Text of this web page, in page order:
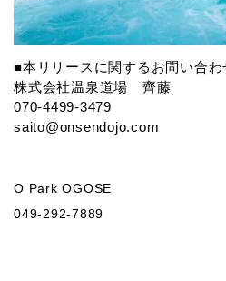
■本リリースに関するお問い合わ
株式会社温泉道場 齊藤
070-4499-3479
saito@onsendojo.com
O Park OGOSE
049-292-7889